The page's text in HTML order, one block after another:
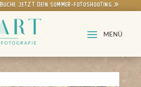
Buche jetzt dein Sommer-Fotoshooting »